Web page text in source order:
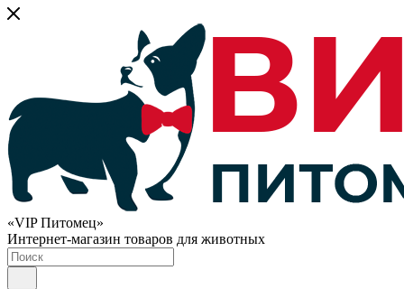
«VIP Питомец»
Интернет-магазин товаров для животных